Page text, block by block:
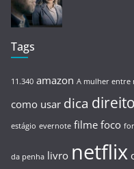
Tags
11.340 amazon A mulher entre
como usar dica direito
estágio evernote filmefoco
da penha livro netflix